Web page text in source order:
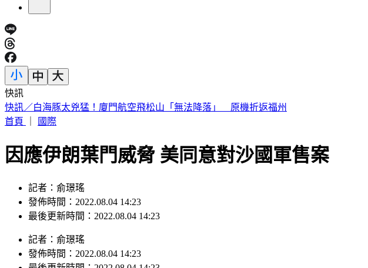
快訊
只領2千「ATM數鈔聲」狂響！網笑：像領幾十萬 內行曝原因
首頁
國際
因應伊朗葉門威脅 美同意對沙國軍售案
記者：俞璟瑤
發佈時間：2022.08.04 14:23
最後更新時間：2022.08.04 14:23
記者 ： 俞璟瑤
發佈時間： 2022.08.04 14:23